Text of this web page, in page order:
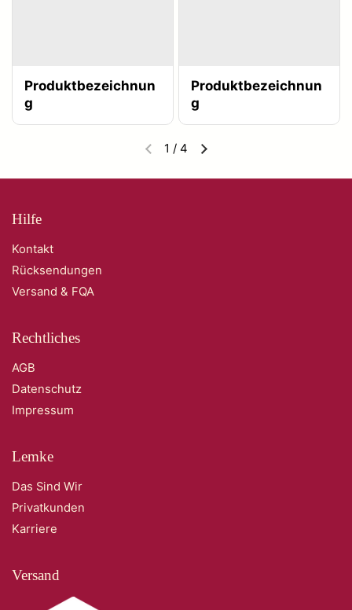
Produktbezeichnun
g
Produktbezeichnun
g
1 / 4
Hilfe
Kontakt
Rücksendungen
Versand & FQA
Rechtliches
AGB
Datenschutz
Impressum
Lemke
Das Sind Wir
Privatkunden
Karriere
Versand